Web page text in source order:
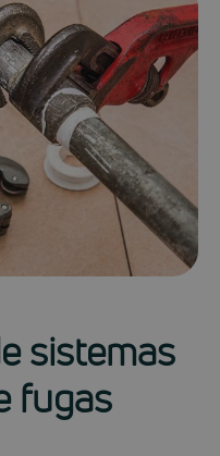
sistemas
fugas